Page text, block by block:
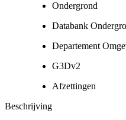
Ondergrond
Databank
Departement
G3Dv2
Afzettingen
Beschrijving